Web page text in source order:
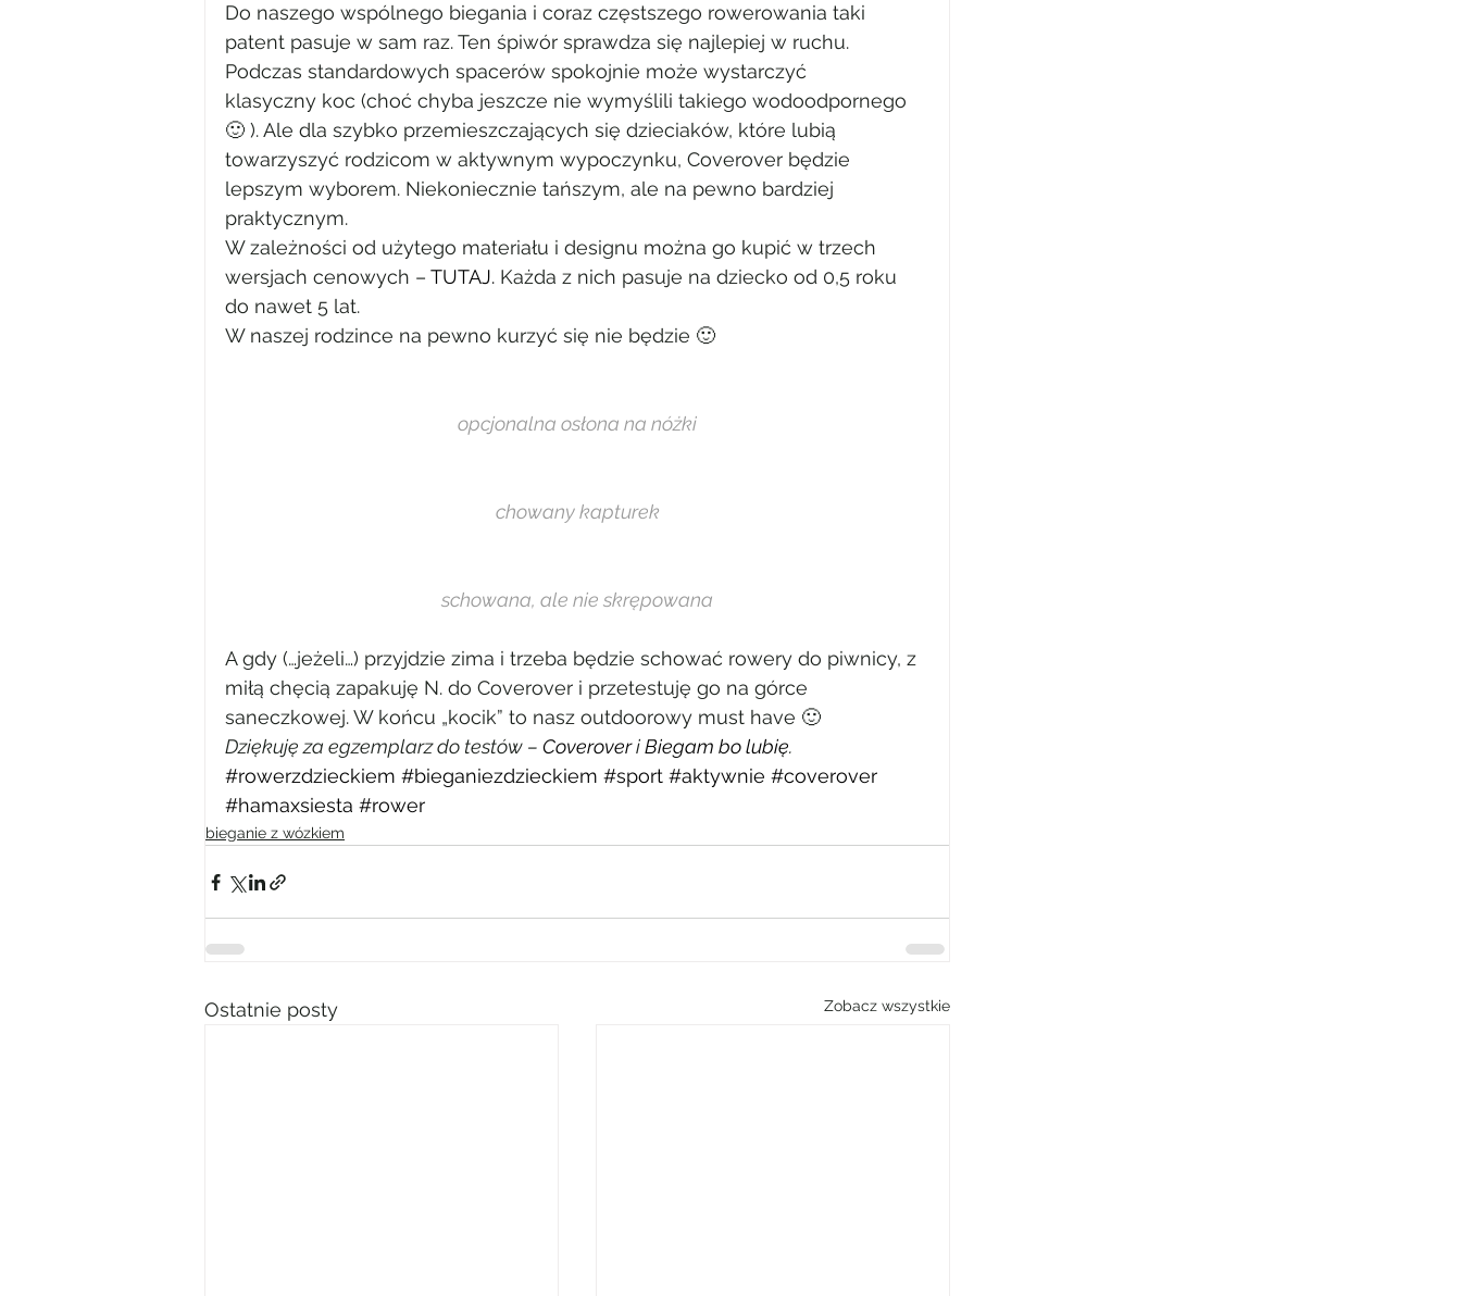
Do naszego wspólnego biegania i coraz częstszego rowerowania taki
patent pasuje w sam raz. Ten śpiwór sprawdza się najlepiej w ruchu.
Podczas standardowych spacerów spokojnie może wystarczyć
klasyczny koc (choć chyba jeszcze nie wymyślili takiego wodoodpornego
🙂 ). Ale dla szybko przemieszczających się dzieciaków, które lubią
towarzyszyć rodzicom w aktywnym wypoczynku, Coverover będzie
lepszym wyborem. Niekoniecznie tańszym, ale na pewno bardziej
praktycznym.
W zależności od użytego materiału i designu można go kupić w trzech
wersjach cenowych – TUTAJ. Każda z nich pasuje na dziecko od 0,5 roku
do nawet 5 lat.
W naszej rodzince na pewno kurzyć się nie będzie 🙂
opcjonalna osłona na nóżki
chowany kapturek
schowana, ale nie skrępowana
A gdy (…jeżeli…) przyjdzie zima i trzeba będzie schować rowery do piwnicy, z
miłą chęcią zapakuję N. do Coverover i przetestuję go na górce
saneczkowej. W końcu „kocik” to nasz outdoorowy must have 🙂
Dziękuję za egzemplarz do testów – Coverover i Biegam bo lubię.
#rowerzdzieckiem #bieganiezdzieckiem #sport #aktywnie #coverover
#hamaxsiesta #rower
bieganie z wózkiem
Ostatnie posty Zobacz wszystkie